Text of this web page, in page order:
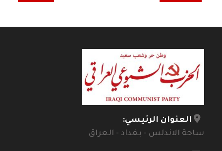
العنوان الرئيسي:
ساحة الاندلس - بغداد - العراق